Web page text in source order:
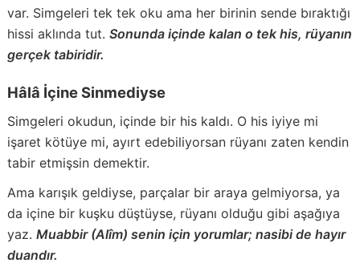
var. Simgeleri tek tek oku ama her birinin sende bıraktığı
hissi aklında tut. Sonunda içinde kalan o tek his, rüyanın
gerçek tabiridir.
Hâlâ İçine Sinmediyse
Simgeleri okudun, içinde bir his kaldı. O his iyiye mi
işaret kötüye mi, ayırt edebiliyorsan rüyanı zaten kendin
tabir etmişsin demektir.
Ama karışık geldiyse, parçalar bir araya gelmiyorsa, ya
da içine bir kuşku düştüyse, rüyanı olduğu gibi aşağıya
yaz. Muabbir (Alîm) senin için yorumlar; nasibi de hayır
duandır.